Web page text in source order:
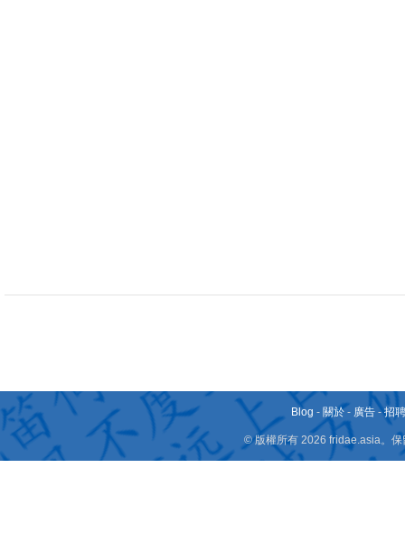
Blog - 關於 - 廣告 -招
© 版權所有 2026 fridae.asia。